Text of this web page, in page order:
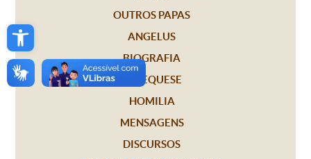
Open toolbar
OUTROS PAPAS
ANGELUS
BIOGRAFIA
CATEQUESE
HOMILIA
MENSAGENS
DISCURSOS